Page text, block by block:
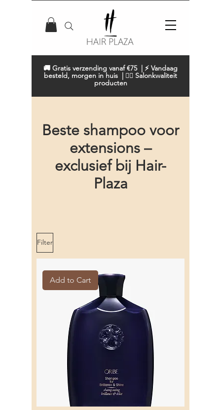
🚚 Gratis verzending vanaf €75 | ⚡ Vandaag
besteld, morgen in huis | 💇‍♀️ Salonkwaliteit
producten
Beste shampoo voor
extensions –
exclusief bij Hair-
Plaza
Filter
Add to Cart